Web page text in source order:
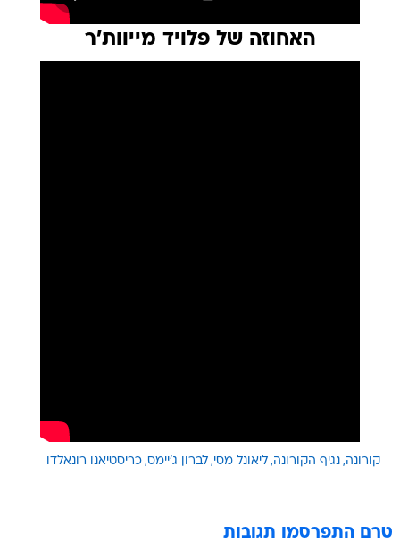
האחוזה של פלויד מייוות'ר
קורונה נגיף הקורונה ליאונל מסי לברון ג'יימס כריסטיאנו רונאלדו
טרם התפרסמו תגובות